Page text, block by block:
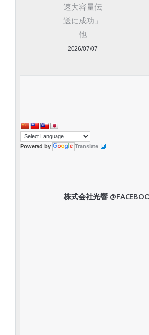
速大容量伝
送に成功」
他
2026/07/07
Powered by Translate
株式会社光響